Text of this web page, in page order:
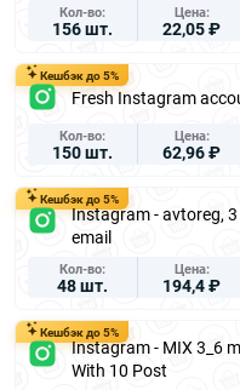
Кол-во
156 шт.
Цена
22,05 ₽
Кешбэк до 5%
Fresh Instagram
Кол-во
150 шт.
Цена
62,96 ₽
Кешбэк до 5%
Instagram - avtoreg,
email
Кол-во
48 шт.
Цена
194,4 ₽
Кешбэк до 5%
Instagram - MIX 3_6
With 10 Post